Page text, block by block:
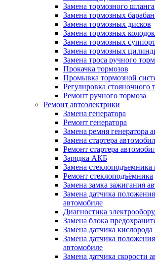
Замена тормозного шланга
Замена тормозных
Замена тормозных дисков
Замена тормозных колодок
Замена тормозных
Замена тормозных
Замена троса ручного
Прокачка тормозов
Промывка тормозной
Регулировка стояночного
Ремонт ручного тормоза
Ремонт автоэлектрики
Замена генератора
Ремонт генератора
Замена ремня генератора
Замена стартера
Ремонт стартера
Зарядка АКБ
Замена стеклоподъемника
Ремонт стеклоподъёмника
Замена замка зажигания
Замена датчика
автомобиле
Диагностика
Замена блока
Замена датчика
Замена датчика
автомобиле
Замена датчика скорости